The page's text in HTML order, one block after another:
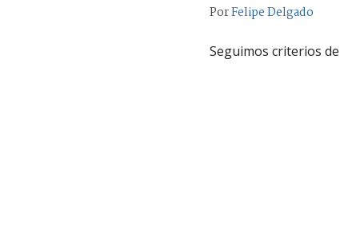
PorFelipe Delgado
Seguimos criterios de